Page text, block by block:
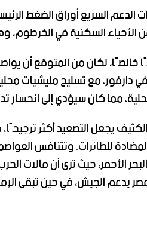
السريع أوراق الضغط
السكنية في
خالصًا، لكان من المتوقع أن
دارفور، مع تسليح مليشيات
مما كان سيؤدي إلى انحسار
يجعل التصعيد أكثر
للطائرات. وتتنافس
الأحمر، حيث ترى أن مآلات
يدعم الجيش، في حين تبقى